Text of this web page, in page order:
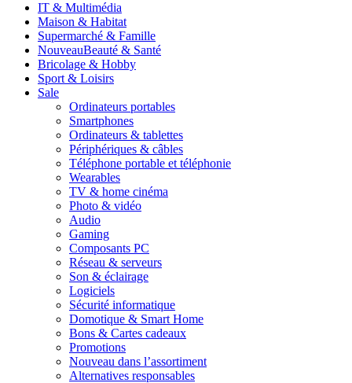
IT & Multimédia
Maison & Habitat
Supermarché & Famille
NouveauBeauté & Santé
Bricolage & Hobby
Sport & Loisirs
Sale
Ordinateurs portables
Smartphones
Ordinateurs & tablettes
Périphériques & câbles
Téléphone portable et téléphonie
Wearables
TV & home cinéma
Photo & vidéo
Audio
Gaming
Composants PC
Réseau & serveurs
Son & éclairage
Logiciels
Sécurité informatique
Domotique & Smart Home
Bons & Cartes cadeaux
Promotions
Nouveau dans l’assortiment
Alternatives responsables